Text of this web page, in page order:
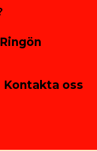
Ringön
Kontakta oss